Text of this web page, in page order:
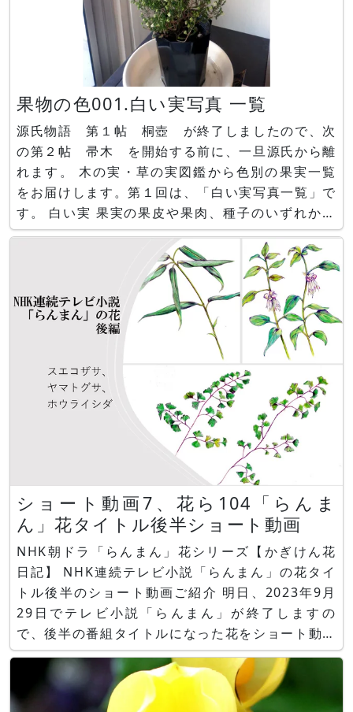
果物の色001.白い実写真 一覧
源氏物語 第１帖 桐壺 が終了しましたので、次
の第２帖 帚木 を開始する前に、一旦源氏から離
れます。 木の実・草の実図鑑から色別の果実一覧
をお届けします。第１回は、「白い実写真一覧」で
す。 白い実 果実の果皮や果肉、種子のいずれかが
が白いものを特しました。現在、以下の38種類あ
ホオズキ、ゴーヤー、トウモロコシ、サンカクサボ
テン、ナンキンハゼ、ワタ、
ショート動画7、花ら104「らんま
ん」花タイトル後半ショート動画
NHK朝ドラ「らんまん」花シリーズ【かぎけん花
日記】 NHK連続テレビ小説「らんまん」の花タイ
トル後半のショート動画ご紹介 明日、2023年9月
29日でテレビ小説「らんまん」が終了しますの
で、後半の番組タイトルになった花をショート動画
でご紹介します。 「らんまん」後半 花タイトル紹
介ショート動画 上の画像をクリックするとご覧い
ただけます。放映時間は1分です。 「らんまん」後